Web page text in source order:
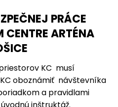
PRÁCE
ARTÉNA
KC musí
oboznámiť návštevníka
a pravidlami